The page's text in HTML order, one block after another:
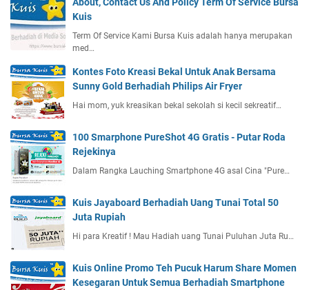
Kuis
Term Of Service Kami Bursa Kuis adalah hanya merupakan
med…
Kontes Foto Kreasi Bekal Untuk Anak Bersama
Sunny Gold Berhadiah Philips Air Fryer
Hai mom, yuk kreasikan bekal sekolah si kecil sekreatif…
100 Smarphone PureShot 4G Gratis - Putar Roda
Rejekinya
Dalam Rangka Lauching Smartphone 4G asal Cina "Pure…
Kuis Jayaboard Berhadiah Uang Tunai Total 50
Juta Rupiah
Hi para Kreatif ! Mau Hadiah uang Tunai Puluhan Juta Ru…
Kuis Online Promo Teh Pucuk Harum Share Momen
Kesegaran Untuk Semua Berhadiah Smartphone